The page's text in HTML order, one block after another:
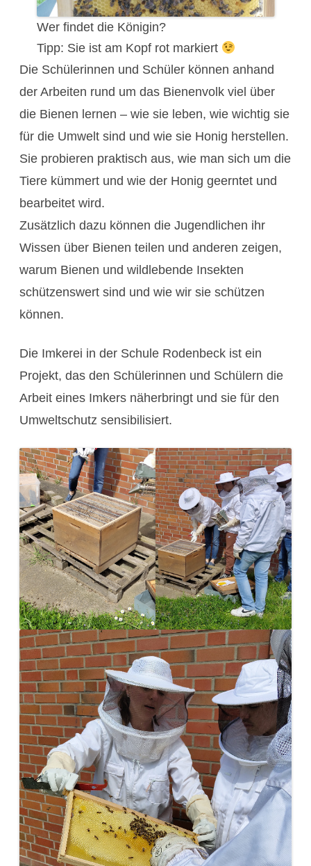
Wer findet die Königin?
Tipp: Sie ist am Kopf rot markiert
Die Schülerinnen und Schüler können anhand
der Arbeiten rund um das Bienenvolk viel über
die Bienen lernen – wie sie leben, wie wichtig sie
für die Umwelt sind und wie sie Honig herstellen.
Sie probieren praktisch aus, wie man sich um die
Tiere kümmert und wie der Honig geerntet und
bearbeitet wird.
Zusätzlich dazu können die Jugendlichen ihr
Wissen über Bienen teilen und anderen zeigen,
warum Bienen und wildlebende Insekten
schützenswert sind und wie wir sie schützen
können.
Die Imkerei in der Schule Rodenbeck ist ein
Projekt, das den Schülerinnen und Schülern die
Arbeit eines Imkers näherbringt und sie für den
Umweltschutz sensibilisiert.